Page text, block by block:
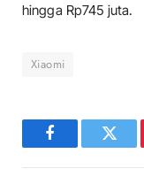
hingga Rp745 juta.
Xiaomi
Facebook